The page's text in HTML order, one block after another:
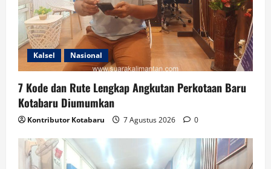
Kalsel Nasional
7 Kode dan Rute Lengkap Angkutan Perkotaan Baru
Kotabaru Diumumkan
Kontributor Kotabaru 7 Agustus 2026 0